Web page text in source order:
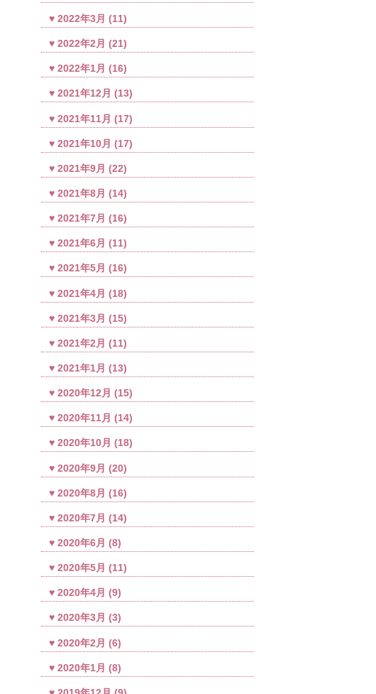
2022年3月 (11)
2022年2月 (21)
2022年1月 (16)
2021年12月 (13)
2021年11月 (17)
2021年10月 (17)
2021年9月 (22)
2021年8月 (14)
2021年7月 (16)
2021年6月 (11)
2021年5月 (16)
2021年4月 (18)
2021年3月 (15)
2021年2月 (11)
2021年1月 (13)
2020年12月 (15)
2020年11月 (14)
2020年10月 (18)
2020年9月 (20)
2020年8月 (16)
2020年7月 (14)
2020年6月 (8)
2020年5月 (11)
2020年4月 (9)
2020年3月 (3)
2020年2月 (6)
2020年1月 (8)